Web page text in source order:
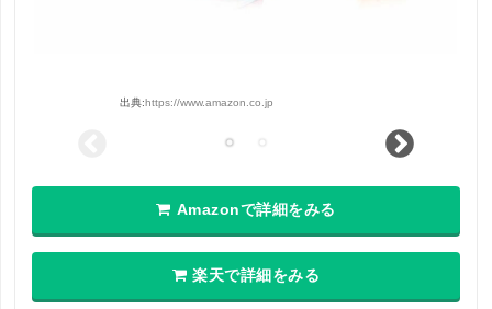
出典:https://www.amazon.co.jp
Amazonで詳細をみる
楽天で詳細をみる